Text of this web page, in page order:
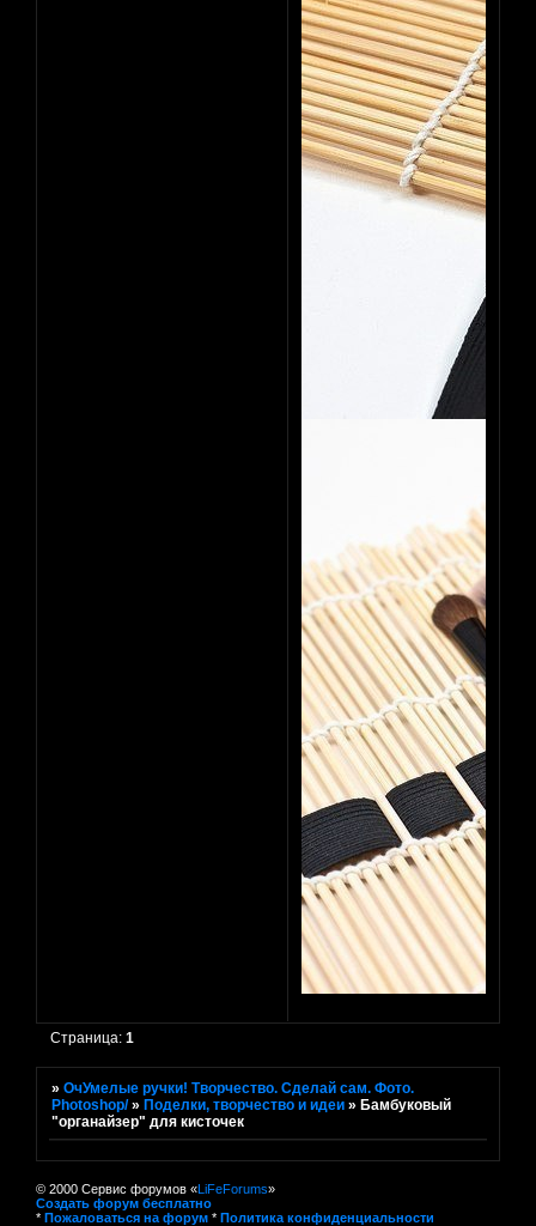
Страница:1
»ОчУмелые ручки! Творчество. Сделай сам. Фото.
Photoshop/ »Поделки, творчество и идеи »Бамбуковый
"органайзер" для кисточек
© 2000 Сервис форумов «LiFeForums»
Создать форум бесплатно
* Пожаловаться на форум * Политика конфиденциальности